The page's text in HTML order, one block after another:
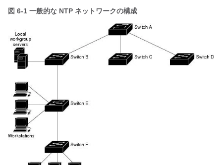
図 6-1 一般的な NTP ネットワークの構成